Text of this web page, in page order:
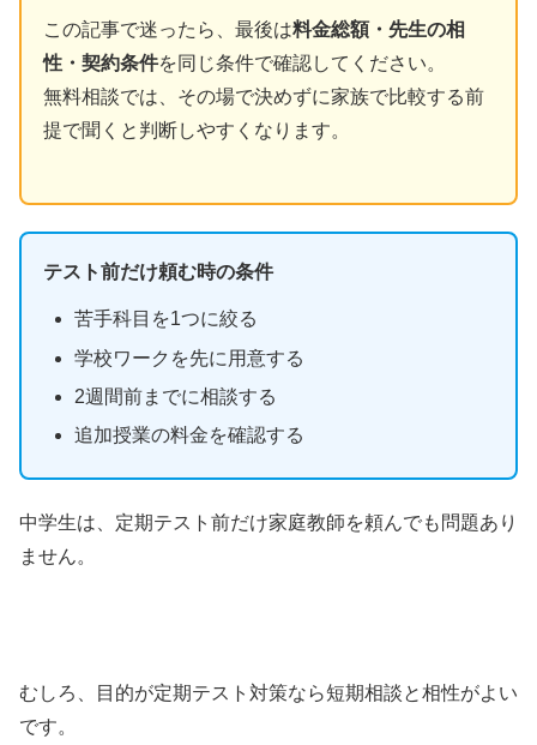
この記事で迷ったら、最後は料金総額・先生の相
性・契約条件を同じ条件で確認してください。
無料相談では、その場で決めずに家族で比較する前
提で聞くと判断しやすくなります。
テスト前だけ頼む時の条件
苦手科目を1つに絞る
学校ワークを先に用意する
2週間前までに相談する
追加授業の料金を確認する
中学生は、定期テスト前だけ家庭教師を頼んでも問題あり
ません。
むしろ、目的が定期テスト対策なら短期相談と相性がよい
です。